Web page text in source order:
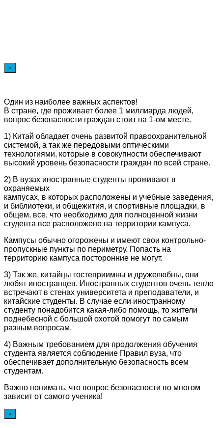
×
Один из наиболее важных аспектов!
В стране, где проживает более 1 миллиарда людей,
вопрос безопасности граждан стоит на 1-ом месте.
1) Китай обладает очень развитой правоохранительной
системой, а так же передовыми оптическими
технологиями, которые в совокупности обеспечивают
высокий уровень безопасности граждан по всей стране.
2) В вузах иностранные студенты проживают в
охраняемых
кампусах, в которых расположены и учебные заведения,
и библиотеки, и общежития, и спортивные площадки, в
общем, все, что необходимо для полноценной жизни
студента все расположено на территории кампуса.
Кампусы обычно огорожены и имеют свои контрольно-
пропускные пункты по периметру. Попасть на
территорию кампуса посторонние не могут.
3) Так же, китайцы гостеприимны и дружелюбны, они
любят иностранцев. Иностранных студентов очень тепло
встречают в стенах университета и преподаватели, и
китайские студенты. В случае если иностранному
студенту понадобится какая-либо помощь, то жители
поднебесной с большой охотой помогут по самым
разным вопросам.
4) Важным требованием для продолжения обучения
студента является соблюдение Правил вуза, что
обеспечивает дополнительную безопасность всем
студентам.
Важно понимать, что вопрос безопасности во многом
зависит от самого ученика!
×